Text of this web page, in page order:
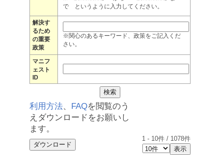
で というように入力してください。
解決す
るため
の重要
政策
※関心のあるキーワード、政策をご記入くだ
さい。
マニフ
ェスト
ID
利用方法、 FAQを閲覧のう
えダウンロードをお願いし
ます。
1 - 10件 / 1078件